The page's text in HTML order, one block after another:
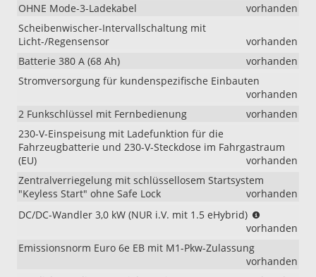
OHNE Mode-3-Ladekabel
vorhanden
Scheibenwischer-Intervallschaltung mit
Licht-/Regensensor
vorhanden
Batterie 380 A (68 Ah)
vorhanden
Stromversorgung für kundenspezifische Einbauten
vorhanden
2 Funkschlüssel mit Fernbedienung
vorhanden
230-V-Einspeisung mit Ladefunktion für die
Fahrzeugbatterie und 230-V-Steckdose im Fahrgastraum
(EU)
vorhanden
Zentralverriegelung mit schlüssellosem Startsystem
"Keyless Start" ohne Safe Lock
vorhanden
DC/DC-Wandler 3,0 kW (NUR i.V. mit 1.5 eHybrid)
i.V.
eHybrid)
vorhanden
Emissionsnorm Euro 6e EB mit M1-Pkw-Zulassung
vorhanden